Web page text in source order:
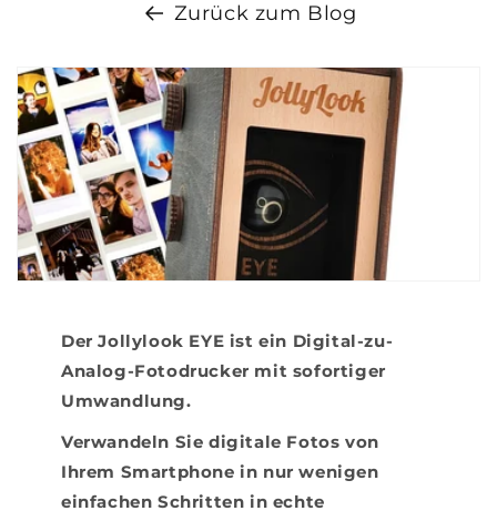
Zurück zum Blog
Der Jollylook EYE ist ein Digital-zu-
Analog-Fotodrucker mit sofortiger
Umwandlung.
Verwandeln Sie digitale Fotos von
Ihrem Smartphone in nur wenigen
einfachen Schritten in echte